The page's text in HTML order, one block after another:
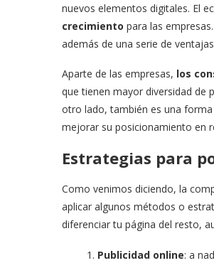
nuevos elementos digitales. El
crecimiento para las
además de una serie de
Aparte de las empresas, los
que tienen mayor diversidad de
otro lado, también es una
mejorar su posicionamiento en
Estrategias para
Como venimos diciendo, la
aplicar algunos métodos o
diferenciar tu página del resto,
Publicidad online: a